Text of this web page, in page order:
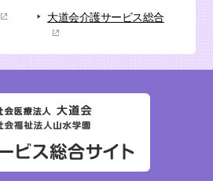
大道会介護サービス総合